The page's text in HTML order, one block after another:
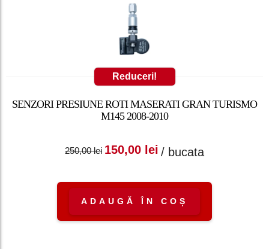
Reduceri!
SENZORI PRESIUNE ROTI MASERATI GRAN TURISMO
M145 2008-2010
250,00lei
Prețul inițial a fost:
150,00 lei
Prețul curent
/ bucata
ADAUGĂ ÎN COȘ